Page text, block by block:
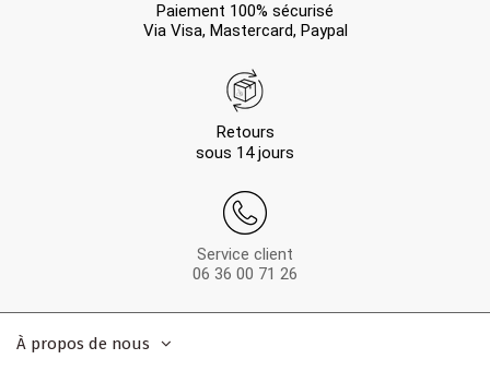
Paiement 100% sécurisé
Via Visa, Mastercard, Paypal
Retours
sous 14 jours
Service client
06 36 00 71 26
À propos de nous